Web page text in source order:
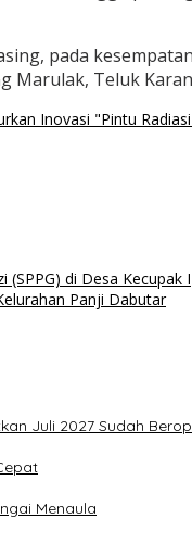
pada
Marulak, Teluk
Inovasi "Pintu
di Desa Kecupak I
Panji Dabutar
Juli 2027 Sudah
Menaula